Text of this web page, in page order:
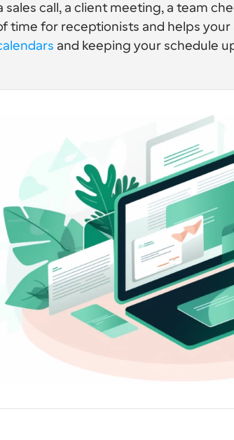
sales call, a client meeting, a team
and keeping your schedule